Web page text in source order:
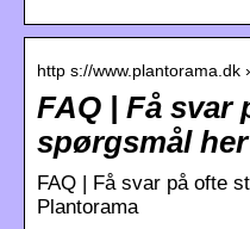
http s://www.plantorama.dk
FAQ | Få svar
spørgsmål
FAQ | Få svar på ofte
Plantorama